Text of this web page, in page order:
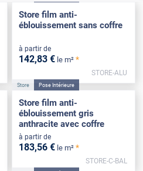
Store film anti-
éblouissement sans coffre
à partir de
142,83 € le m² *
STORE-ALU
Store Pose Intérieure
Store film anti-
éblouissement gris
anthracite avec coffre
à partir de
183,56 € le m² *
STORE-C-BAL